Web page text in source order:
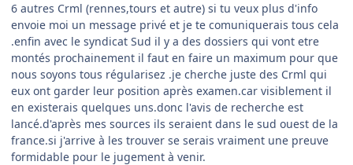
6 autres Crml (rennes,tours et autre) si tu veux plus d'info
envoie moi un message privé et je te comuniquerais tous cela
.enfin avec le syndicat Sud il y a des dossiers qui vont etre
montés prochainement il faut en faire un maximum pour que
nous soyons tous régularisez .je cherche juste des Crml qui
eux ont garder leur position après examen.car visiblement il
en existerais quelques uns.donc l'avis de recherche est
lancé.d'après mes sources ils seraient dans le sud ouest de la
france.si j'arrive à les trouver se serais vraiment une preuve
formidable pour le jugement à venir.